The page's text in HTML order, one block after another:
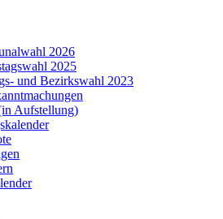
2026
2025
und Bezirkswahl 2023
Aufstellung)